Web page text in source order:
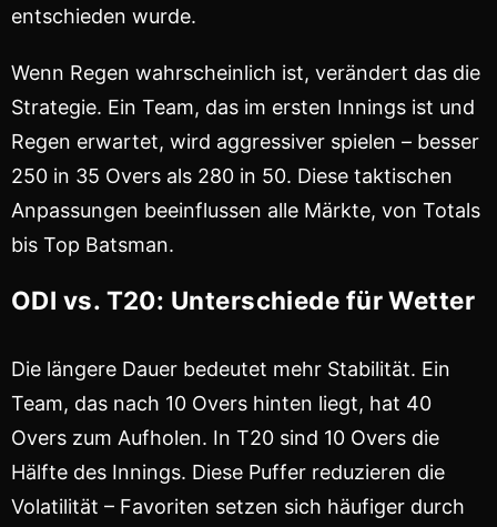
entschieden wurde.
Wenn Regen wahrscheinlich ist, verändert das die
Strategie. Ein Team, das im ersten Innings ist und
Regen erwartet, wird aggressiver spielen – besser
250 in 35 Overs als 280 in 50. Diese taktischen
Anpassungen beeinflussen alle Märkte, von Totals
bis Top Batsman.
ODI vs. T20: Unterschiede für Wetter
Die längere Dauer bedeutet mehr Stabilität. Ein
Team, das nach 10 Overs hinten liegt, hat 40
Overs zum Aufholen. In T20 sind 10 Overs die
Hälfte des Innings. Diese Puffer reduzieren die
Volatilität – Favoriten setzen sich häufiger durch